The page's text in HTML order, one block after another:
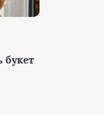
букет